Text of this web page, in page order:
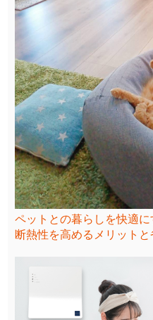
ペットとの暮らしを快適
断熱性を高めるメリット